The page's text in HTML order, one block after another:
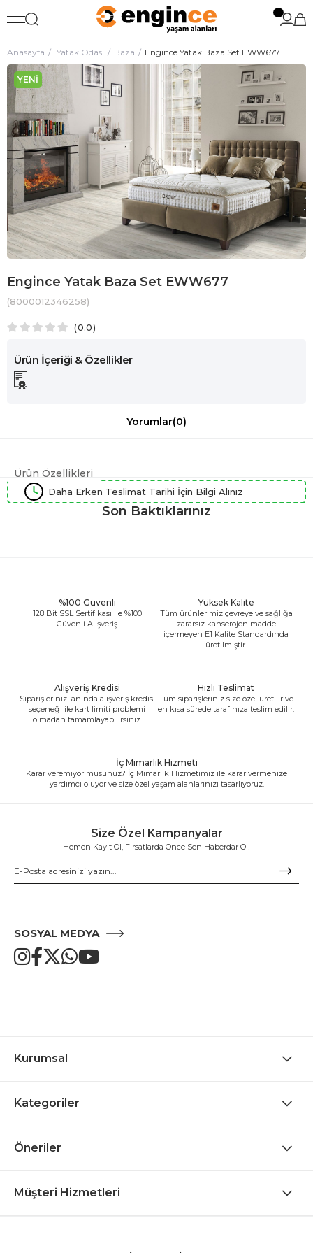
Anasayfa Yatak Odası Baza Engince Yatak Baza Set EWW677
YENI
ÜRÜN
Engince Yatak Baza Set EWW677
(8000012346258)
0.0
Yorumlar(0)
Ürün Özellikleri
Daha Erken Teslimat Tarihi İçin Bilgi Alınız
Son Baktıklarınız
%100 Güvenli
128 Bit SSL Sertifikası ile %100
Güvenli Alışveriş
Yüksek Kalite
Tüm ürünlerimiz çevreye ve sağlığa
zararsız kanserojen madde
içermeyen E1 Kalite Standardında
üretilmiştir.
Alışveriş Kredisi
Siparişlerinizi anında alışveriş kredisi
seçeneği ile kart limiti problemi
olmadan tamamlayabilirsiniz.
Hızlı Teslimat
Tüm siparişleriniz size özel üretilir ve
en kısa sürede tarafınıza teslim edilir.
İç Mimarlık Hizmeti
Karar veremiyor musunuz? İç Mimarlık Hizmetimiz ile karar vermenize
yardımcı oluyor ve size özel yaşam alanlarınızı tasarlıyoruz.
Size Özel Kampanyalar
Hemen Kayıt Ol, Fırsatlarda Önce Sen Haberdar Ol!
SOSYAL MEDYA
Kurumsal
Kategoriler
Öneriler
Müşteri Hizmetleri